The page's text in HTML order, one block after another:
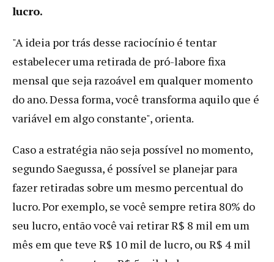
lucro.
"A ideia por trás desse raciocínio é tentar
estabelecer uma retirada de pró-labore fixa
mensal que seja razoável em qualquer momento
do ano. Dessa forma, você transforma aquilo que é
variável em algo constante", orienta.
Caso a estratégia não seja possível no momento,
segundo Saegussa, é possível se planejar para
fazer retiradas sobre um mesmo percentual do
lucro. Por exemplo, se você sempre retira 80% do
seu lucro, então você vai retirar R$ 8 mil em um
mês em que teve R$ 10 mil de lucro, ou R$ 4 mil